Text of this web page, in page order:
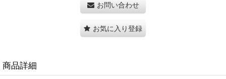
お問い合わせ
お気に入り登録
商品詳細